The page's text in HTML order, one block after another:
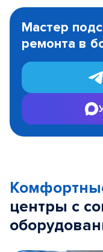
1
Мастер
ремонта в
центры с